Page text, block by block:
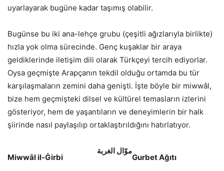
uyarlayarak bugüne kadar taşımış olabilir.
Bugünse bu iki ana-lehçe grubu (çeşitli ağızlarıyla birlikte)
hızla yok olma sürecinde. Genç kuşaklar bir araya
geldiklerinde iletişim dili olarak Türkçeyi tercih ediyorlar.
Oysa geçmişte Arapçanın tekdil olduğu ortamda bu tür
karşılaşmaların zemini daha genişti. İşte böyle bir miwwâl,
bize hem geçmişteki dilsel ve kültürel temasların izlerini
gösteriyor, hem de yaşantıların ve deneyimlerin bir halk
şiirinde nasıl paylaşılıp ortaklaştırıldığını hatırlatıyor.
Miwwâl il-Ġirbi
موّال الغربة
Gurbet Ağıtı